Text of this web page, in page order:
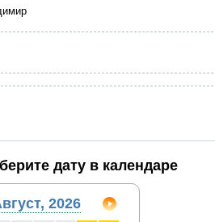
дату в календаре
2026